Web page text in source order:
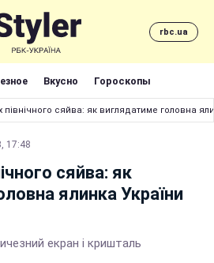
rbc.ua
Вкусно Гороскопы
північного сяйва: як виглядатиме головна
17:48
сяйва: як
ялинка України
екран і кришталь